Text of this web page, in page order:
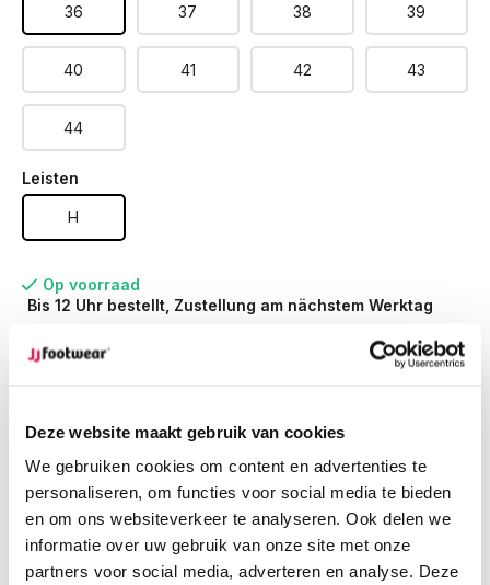
Deze website maakt gebruik van cookies
We gebruiken cookies om content en advertenties te
personaliseren, om functies voor social media te bieden
en om ons websiteverkeer te analyseren. Ook delen we
informatie over uw gebruik van onze site met onze
partners voor social media, adverteren en analyse. Deze
36 37 38 39
40 41 42 43
44
Leisten
H
Op voorraad
Bis 12 Uhr bestellt, Zustellung am nächstem Werktag
Werktags vor 12:00 Uhr bestellt,
noch am selben Tag
Kostenloser Versandab € 100,-
1500+ Modelle auf Lager
Beschreibung
Ringwood - Blau